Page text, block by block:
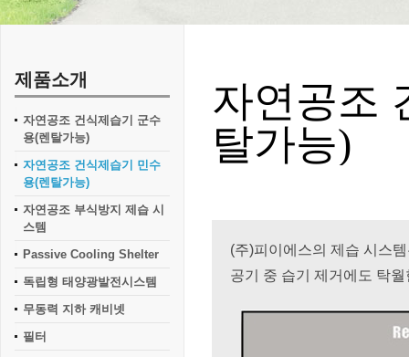
제품소개
자연공조 건식제습기 군수
용(렌탈가능)
자연공조 건식제습기 민수
용(렌탈가능)
자연공조 부식방지 제습 시
스템
Passive Cooling Shelter
독립형 태양광발전시스템
무동력 지하 캐비넷
필터
자연공조
탈가능)
(주)피이에스의 제습 시스
공기 중 습기 제거에도 탁월